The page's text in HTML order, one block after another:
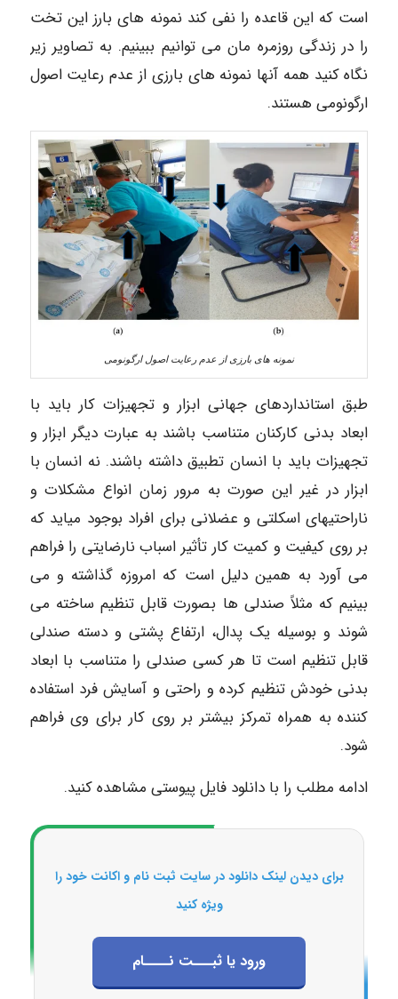
است که این قاعده را نفی کند نمونه های بارز این تخت
را در زندگی روزمره مان می توانیم ببینیم. به تصاویر زیر
نگاه کنید همه آنها نمونه های بارزی از عدم رعایت اصول
ارگونومی هستند.
نمونه های بارزی از عدم رعایت اصول ارگونومی
طبق استانداردهای جهانی ابزار و تجهیزات کار باید با
ابعاد بدنی کارکنان متناسب باشند به عبارت دیگر ابزار و
تجهیزات باید با انسان تطبیق داشته باشند. نه انسان با
ابزار در غیر این صورت به مرور زمان انواع مشکلات و
ناراحتیهای اسکلتی و عضلانی برای افراد بوجود میاید که
بر روی کیفیت و کمیت کار تأثیر اسباب نارضایتی را فراهم
می آورد به همین دلیل است که امروزه گذاشته و می
بینیم که مثلاً صندلی ها بصورت قابل تنظیم ساخته می
شوند و بوسیله یک پدال، ارتفاع پشتی و دسته صندلی
قابل تنظیم است تا هر کسی صندلی را متناسب با ابعاد
بدنی خودش تنظیم کرده و راحتی و آسایش فرد استفاده
کننده به همراه تمرکز بیشتر بر روی کار برای وی فراهم
شود.
ادامه مطلب را با دانلود فایل پیوستی مشاهده کنید.
برای دیدن لینک دانلود در سایت ثبت نام و اکانت خود را
ویژه کنید
ورود یا ثبـــت نــــام